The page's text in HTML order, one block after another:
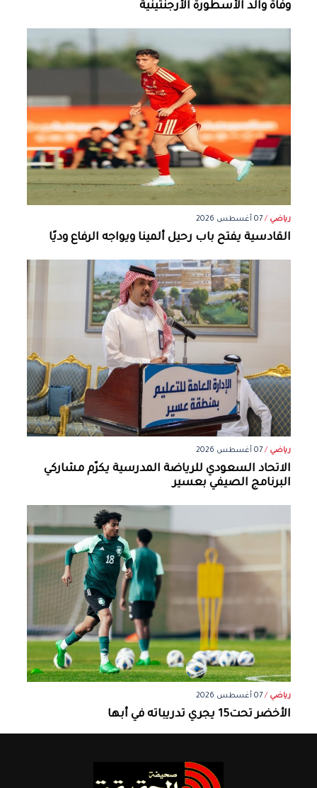
وفاة والد الأسطورة الأرجنتينية
رياضي /07 أغسطس 2026
القادسية يفتح باب رحيل ألمينا ويواجه الرفاع وديًا
رياضي /07 أغسطس 2026
الاتحاد السعودي للرياضة المدرسية يكرّم مشاركي
البرنامج الصيفي بعسير
رياضي /07 أغسطس 2026
الأخضر تحت15 يجري تدريباته في أبها